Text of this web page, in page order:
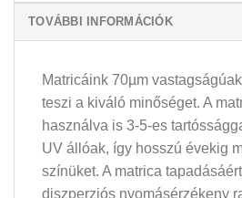
TOVÁBBI INFORMÁCIÓK
Matricáink 70µm
teszi a kiváló minőséget. A
használva is 3-5-es
UV állóak, így hosszú évekig
színüket. A matrica
diszperziós nyomásérzékeny